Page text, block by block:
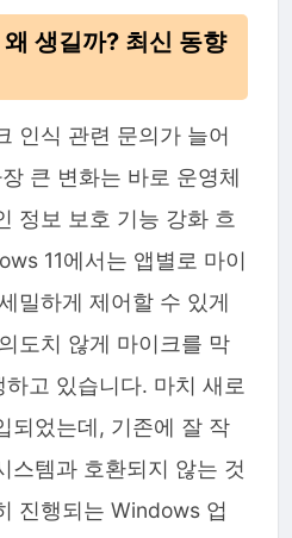
생길까? 최신 동향
인식 관련 문의가 늘어
큰 변화는 바로 운영체
정보 보호 기능 강화 흐
11에서는 앱별로 마이
밀하게 제어할 수 있게
도치 않게 마이크를 막
고 있습니다. 마치 새로
되었는데, 기존에 잘 작
스템과 호환되지 않는 것
진행되는 Windows 업